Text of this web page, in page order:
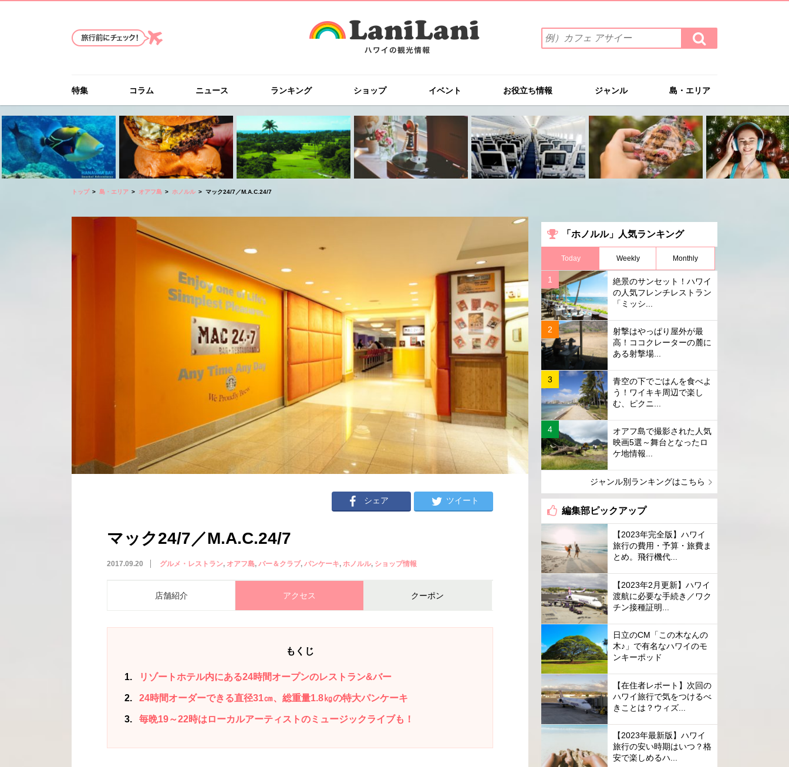
索
ワ
を
入
力
(例）
カ
フ
ェ
イ
ー
検
索
す
特集 コラム ニュース ランキング ショップ イベント お役立ち情報 ジャンル 島・エリア
トップ 島・エリア オアフ島 ホノルル マック24/7／M.A.C.24/7
シェア ツイート
マック24/7／M.A.C.24/7
2017.09.20 グルメ・レストラン オアフ島 バー＆クラブ パンケーキ ホノルル ショップ情報
店舗紹介 アクセス クーポン
もくじ
1 リゾートホテル内にある24時間オープンのレストラン&バー
2 24時間オーダーできる直径31㎝、総重量1.8㎏の特大パンケーキ
3 毎晩19～22時はローカルアーティストのミュージックライブも！
「ホノルル」人気ランキング
Today Weekly Monthly
絶景のサンセット！ハワイ
の人気フレンチレストラン
「ミッシ...
射撃はやっぱり屋外が最
高！ココクレーターの麓に
ある射撃場...
青空の下でごはんを食べよ
う！ワイキキ周辺で楽し
む、ピクニ...
オアフ島で撮影された人気
映画5選～舞台となったロ
ケ地情報...
ジャンル別ランキングはこちら
編集部ピックアップ
【2023年完全版】ハワイ
旅行の費用・予算・旅費ま
とめ。飛行機代...
【2023年2月更新】ハワイ
渡航に必要な手続き／ワク
チン接種証明...
日立のCM「この木なんの
木♪」で有名なハワイのモ
ンキーポッド
【在住者レポート】次回の
ハワイ旅行で気をつけるべ
きことは？ウィズ...
【2023年最新版】ハワイ
旅行の安い時期はいつ？格
安で楽しめるハ...